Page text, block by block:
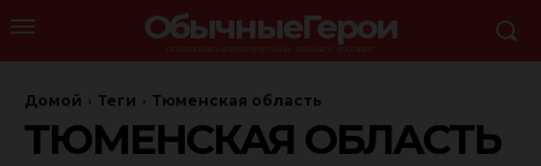
ОбычныеГерои
Домой Теги Тюменская область
ТЮМЕНСКАЯ ОБЛАСТЬ